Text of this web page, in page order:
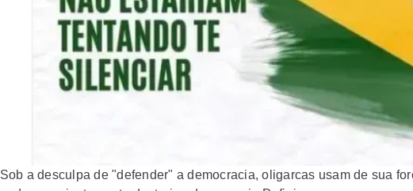
Sob a desculpa de "defender" a democracia, oligarcas usam de sua